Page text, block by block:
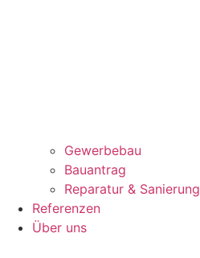
Gewerbebau
Bauantrag
Reparatur & Sanierung
Referenzen
Über uns